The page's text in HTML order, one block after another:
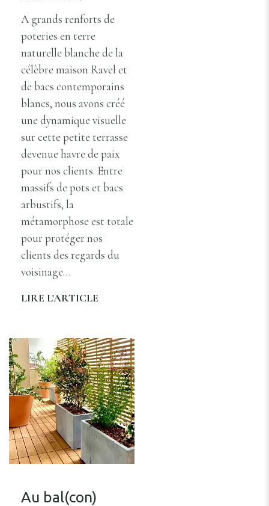
A grands renforts de
poteries en terre
naturelle blanche de la
célèbre maison Ravel et
de bacs contemporains
blancs, nous avons créé
une dynamique visuelle
sur cette petite terrasse
devenue havre de paix
pour nos clients. Entre
massifs de pots et bacs
arbustifs, la
métamorphose est totale
pour protéger nos
clients des regards du
voisinage…
LIRE L'ARTICLE
Au bal(con)